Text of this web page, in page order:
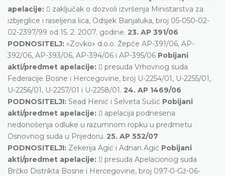
apelacije:  zaključak o dozvoli izvršenja Ministarstva za
izbjeglice i raseljena lica, Odsjek Banjaluka, broj 05-050-02-
02-2397/99 od 15. 2. 2007. godine. 23. AP 391/06
PODNOSITELJ: «Zovko» d.o.o. Žepče AP-391/06, AP-
392/06, AP-393/06, AP-394/06 i AP-395/06 Pobijani
akti/predmet apelacije:  presuda Vrhovnog suda
Federacije Bosne i Hercegovine, broj U-2254/01, U-2255/01,
U-2256/01, U-2257/01 i U-2258/01. 24. AP 1469/06
PODNOSITELJI: Sead Henić i Selveta Sušić Pobijani
akti/predmet apelacije:  apelacija podnesena
nedonošenja odluke u razumnom ropku u predmetu
Osnovnog suda u Prijedoru. 25. AP 552/07
PODNOSITELJI: Zekerija Agić i Adnan Agić Pobijani
akti/predmet apelacije:  presuda Apelacionog suda
Brčko Distrikta Bosne i Hercegovine, broj 097-0-Gž-06-